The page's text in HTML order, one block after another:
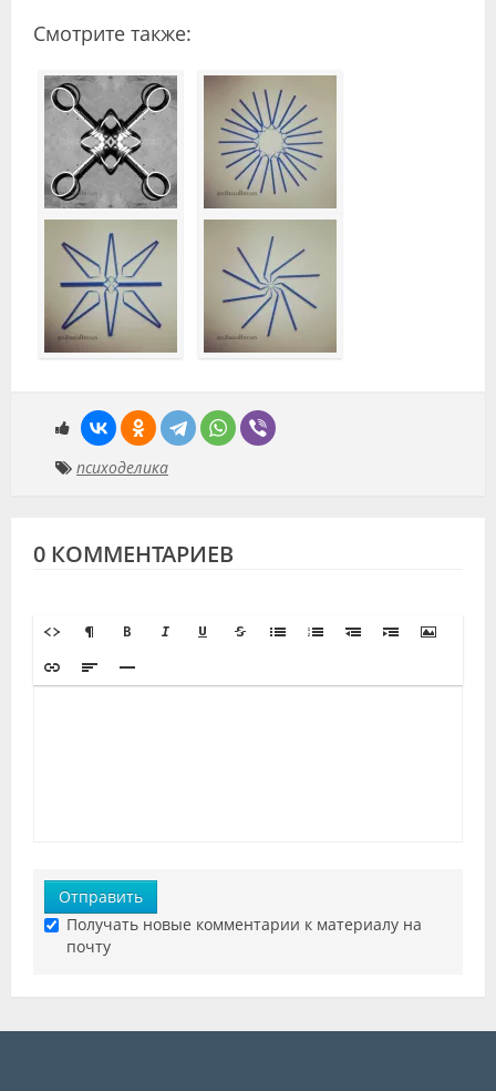
Смотрите также:
психоделика
0 КОММЕНТАРИЕВ
Отправить
Получать новые комментарии к материалу на
почту